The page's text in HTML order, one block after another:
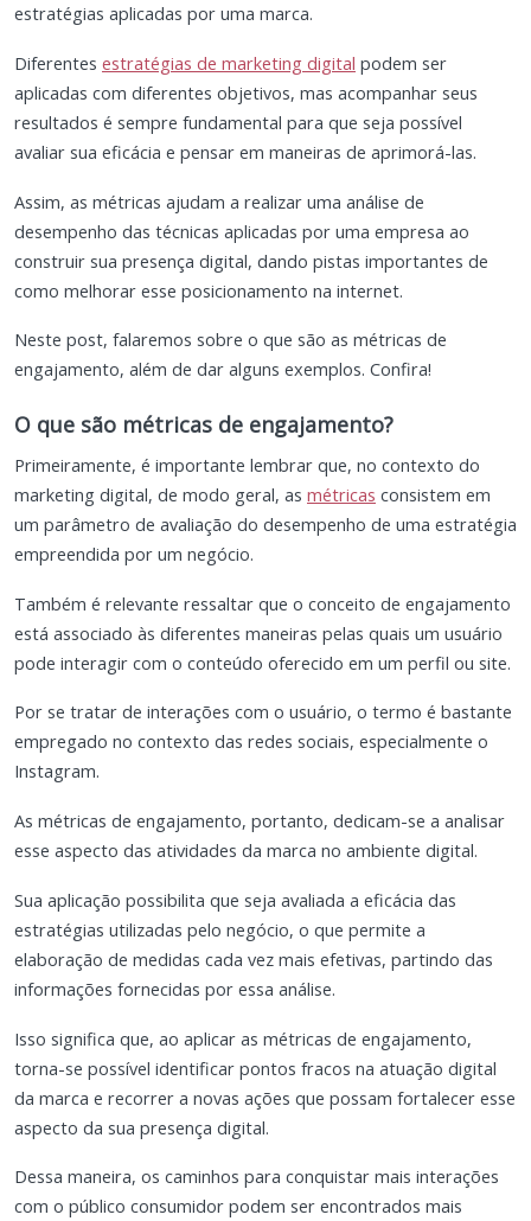
estratégias aplicadas por uma marca.
Diferentes estratégias de marketing digital podem ser
aplicadas com diferentes objetivos, mas acompanhar seus
resultados é sempre fundamental para que seja possível
avaliar sua eficácia e pensar em maneiras de aprimorá-las.
Assim, as métricas ajudam a realizar uma análise de
desempenho das técnicas aplicadas por uma empresa ao
construir sua presença digital, dando pistas importantes de
como melhorar esse posicionamento na internet.
Neste post, falaremos sobre o que são as métricas de
engajamento, além de dar alguns exemplos. Confira!
O que são métricas de engajamento?
Primeiramente, é importante lembrar que, no contexto do
marketing digital, de modo geral, as métricas consistem em
um parâmetro de avaliação do desempenho de uma estratégia
empreendida por um negócio.
Também é relevante ressaltar que o conceito de engajamento
está associado às diferentes maneiras pelas quais um usuário
pode interagir com o conteúdo oferecido em um perfil ou site.
Por se tratar de interações com o usuário, o termo é bastante
empregado no contexto das redes sociais, especialmente o
Instagram.
As métricas de engajamento, portanto, dedicam-se a analisar
esse aspecto das atividades da marca no ambiente digital.
Sua aplicação possibilita que seja avaliada a eficácia das
estratégias utilizadas pelo negócio, o que permite a
elaboração de medidas cada vez mais efetivas, partindo das
informações fornecidas por essa análise.
Isso significa que, ao aplicar as métricas de engajamento,
torna-se possível identificar pontos fracos na atuação digital
da marca e recorrer a novas ações que possam fortalecer esse
aspecto da sua presença digital.
Dessa maneira, os caminhos para conquistar mais interações
com o público consumidor podem ser encontrados mais